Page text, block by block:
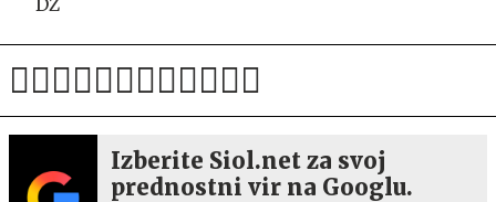
Izberite Siol.net za svoj
prednostni vir na Googlu.